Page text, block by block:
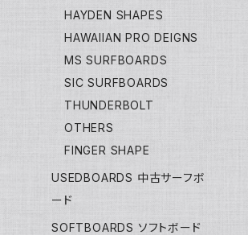
HAYDEN SHAPES
HAWAIIAN PRO DEIGNS
MS SURFBOARDS
SIC SURFBOARDS
THUNDERBOLT
OTHERS
FINGER SHAPE
USEDBOARDS 中古サーフボ
ード
SOFTBOARDS ソフトボード